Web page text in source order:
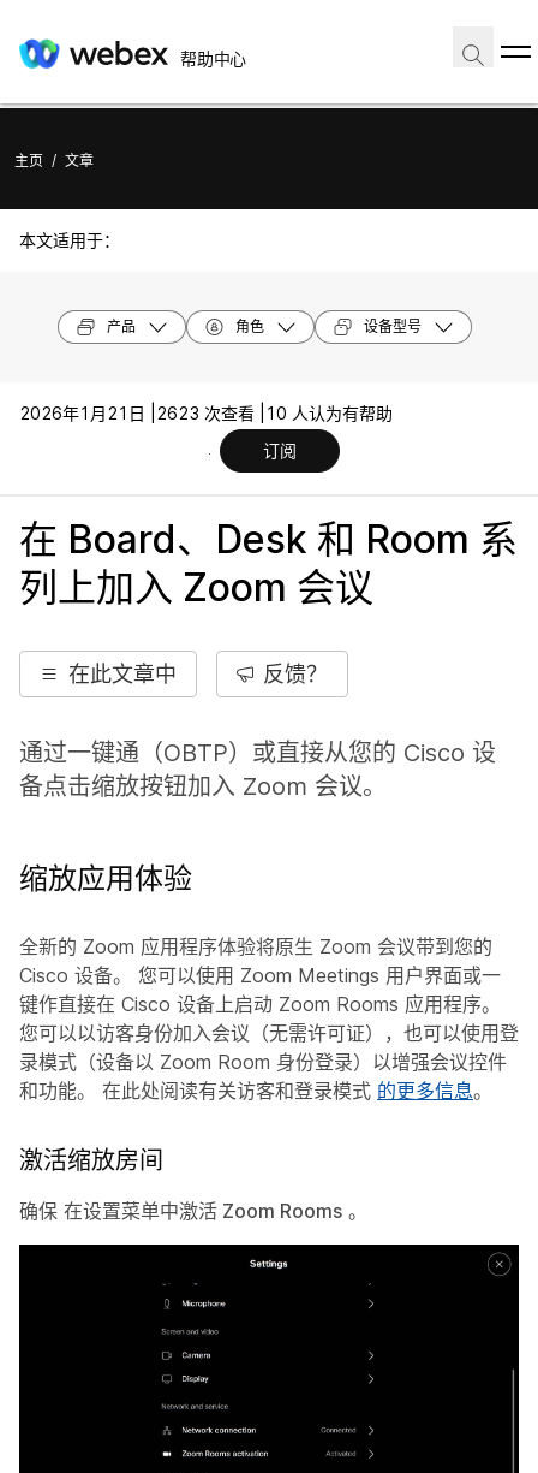
帮助中心
主页 / 文章
本文适用于：
产品 角色 设备型号
2026年1月21日 | 2623 次查看 |
10 人认为有帮助
订阅
在 Board、Desk 和 Room 系
列上加入 Zoom 会议
在此文章中 反馈？
通过一键通（OBTP）或直接从您的 Cisco 设
备点击缩放按钮加入 Zoom 会议。
缩放应用体验
全新的 Zoom 应用程序体验将原生 Zoom 会议带到您的
Cisco 设备。 您可以使用 Zoom Meetings 用户界面或一
键作直接在 Cisco 设备上启动 Zoom Rooms 应用程序。
您可以以访客身份加入会议（无需许可证），也可以使用登
录模式（设备以 Zoom Room 身份登录）以增强会议控件
和功能。 在此处阅读有关访客和登录模式 的更多信息。
激活缩放房间
确保 在设置菜单中激活 Zoom Rooms 。